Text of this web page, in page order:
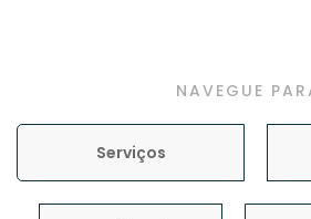
NAVEGUE
Serviços